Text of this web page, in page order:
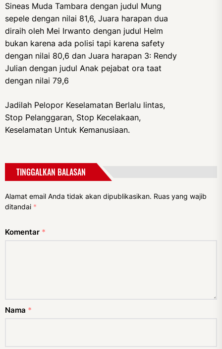
Sineas Muda Tambara dengan judul Mung
sepele dengan nilai 81,6, Juara harapan dua
diraih oleh Mei Irwanto dengan judul Helm
bukan karena ada polisi tapi karena safety
dengan nilai 80,6 dan Juara harapan 3: Rendy
Julian dengan judul Anak pejabat ora taat
dengan nilai 79,6
Jadilah Pelopor Keselamatan Berlalu lintas,
Stop Pelanggaran, Stop Kecelakaan,
Keselamatan Untuk Kemanusiaan.
TINGGALKAN BALASAN
Alamat email Anda tidak akan dipublikasikan. Ruas yang wajib
ditandai *
Komentar *
Nama *